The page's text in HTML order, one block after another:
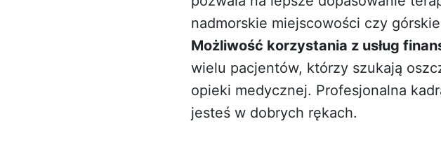
nadmorskie miejscowości czy
Możliwość korzystania z usług
wielu pacjentów, którzy szukają
opieki medycznej. Profesjonalna
jesteś w dobrych rękach.